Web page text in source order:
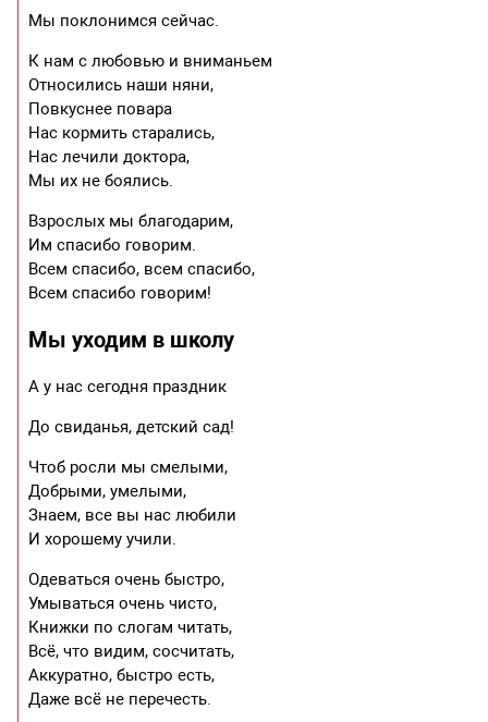
Мы поклонимся сейчас.
К нам с любовью и вниманьем
Относились наши няни,
Повкуснее повара
Нас кормить старались,
Нас лечили доктора,
Мы их не боялись.
Взрослых мы благодарим,
Им спасибо говорим.
Всем спасибо, всем спасибо,
Всем спасибо говорим!
Мы уходим в школу
А у нас сегодня праздник
До свиданья, детский сад!
Чтоб росли мы смелыми,
Добрыми, умелыми,
Знаем, все вы нас любили
И хорошему учили.
Одеваться очень быстро,
Умываться очень чисто,
Книжки по слогам читать,
Всё, что видим, сосчитать,
Аккуратно, быстро есть,
Даже всё не перечесть.